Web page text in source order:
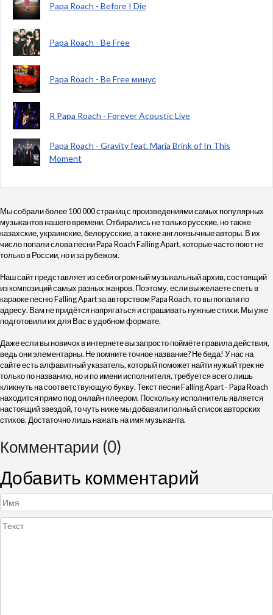
Papa Roach - Before I Die
Papa Roach - Be Free
Papa Roach - Be Free минус
R Papa Roach - Forever Acoustic Live
Papa Roach - Gravity feat. Maria Brink of In This
Moment
Мы собрали более 100 000 страниц с произведениями самых популярных
музыкантов нашего времени. Отбирались не только русские, но также
казахские, украинские, белорусские, а также англоязычные авторы. В их
число попали слова песни Papa Roach Falling Apart, которые часто поют не
только в России, но и за рубежом.
Наш сайт представляет из себя огромный музыкальный архив, состоящий
из композиций самых разных жанров. Поэтому, если вы желаете спеть в
караоке песню Falling Apart за авторством Papa Roach, то вы попали по
адресу. Вам не придётся напрягаться и спрашивать нужные стихи. Мы уже
подготовили их для Вас в удобном формате.
Даже если вы новичок в интернете вы запросто поймёте правила действия,
ведь они элементарны. Не помните точное название? Не беда! У нас на
сайте есть алфавитный указатель, который поможет найти нужый трек не
только по названию, но и по имени исполнителя, требуется всего лишь
кликнуть на соответствующую букву. Текст песни Falling Apart - Papa Roach
находится прямо под онлайн плеером. Поскольку исполнитель является
настоящий звездой, то чуть ниже мы добавили полный список авторских
стихов. Достаточно лишь нажать на имя музыканта.
Комментарии (0)
Добавить комментарий